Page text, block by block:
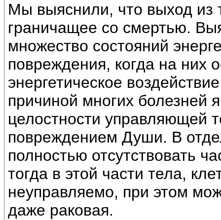
Мы выяснили, что выход из
граничащее со смертью.
множество состояний
повреждения, когда на них
энергетическое
причиной многих болезней
целостности управляющей
повреждением Души. В
полностью отсутствовать
тогда в этой части тела,
неуправляемо, при этом
даже раковая.